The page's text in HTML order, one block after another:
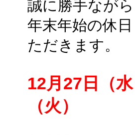
誠に勝手なが
年末年始の休
ただきます。
12月27日（
（火）